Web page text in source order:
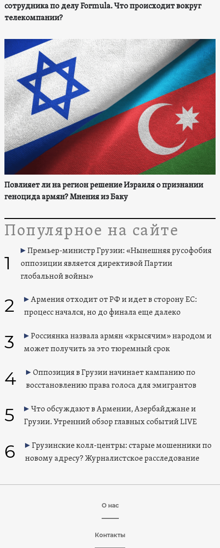
сотрудника по делу Formula. Что происходит вокруг
телекомпании?
Повлияет ли на регион решение Израиля о признании
геноцида армян? Мнения из Баку
Популярное на сайте
1
Премьер-министр Грузии: «Нынешняя русофобия
оппозиции является директивой Партии
глобальной войны»
2
Армения отходит от РФ и идет в сторону ЕС:
процесс начался, но до финала еще далеко
3
Россиянка назвала армян «крысячим» народом и
может получить за это тюремный срок
4
Оппозиция в Грузии начинает кампанию по
восстановлению права голоса для эмигрантов
5
Что обсуждают в Армении, Азербайджане и
Грузии. Утренний обзор главных событий LIVE
6
Грузинские колл-центры: старые мошенники по
новому адресу? Журналистское расследование
О нас
Контакты